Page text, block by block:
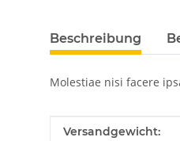
Beschreibung
Molestiae nisi facere
Produkteigenschaft
Wert
Versandgewicht: